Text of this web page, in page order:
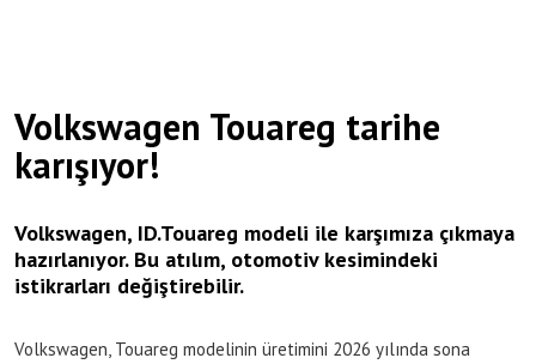
Volkswagen Touareg tarihe
karışıyor!
Volkswagen, ID.Touareg modeli ile karşımıza çıkmaya
hazırlanıyor. Bu atılım, otomotiv kesimindeki
istikrarları değiştirebilir.
Volkswagen, Touareg modelinin üretimini 2026 yılında sona